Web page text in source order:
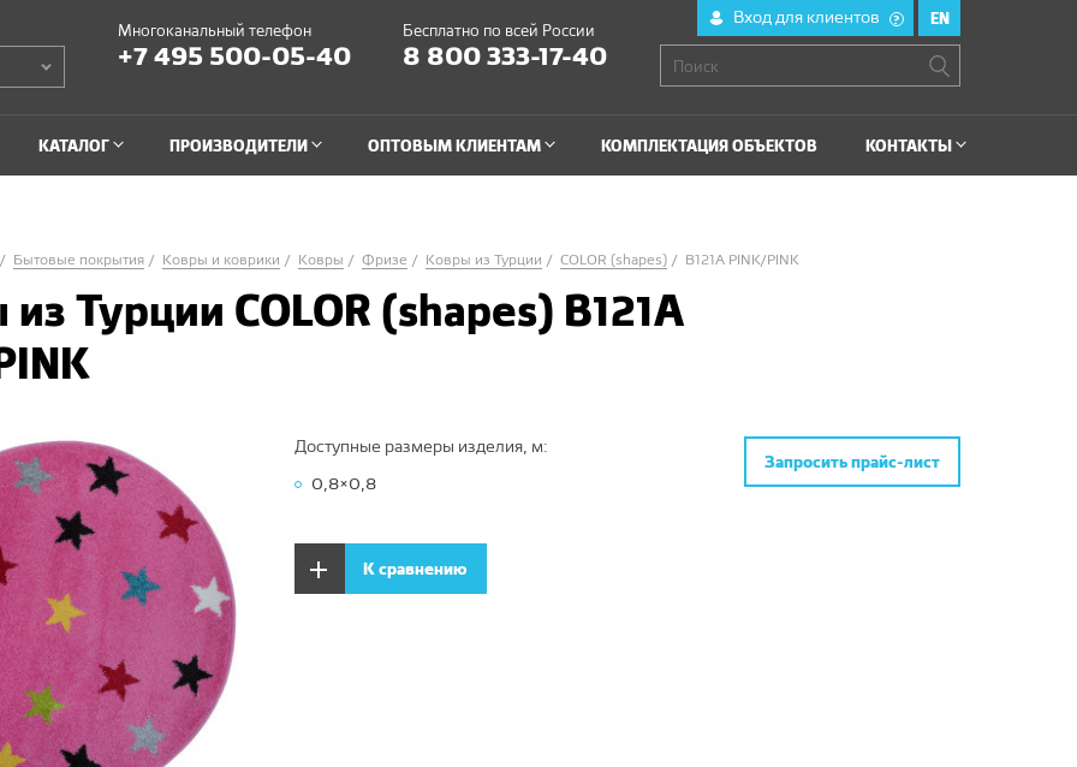
Многоканальный телефон
+7 495 500-05-40
Бесплатно по всей России
8 800 333-17-40
Вход для клиентов ? EN
КАТАЛОГ ПРОИЗВОДИТЕЛИ ОПТОВЫМ КЛИЕНТАМ КОМПЛЕКТАЦИЯ ОБЪЕКТОВ КОНТАКТЫ
Бытовые покрытия Ковры и коврики Ковры Фризе Ковры из Турции COLOR (shapes) B121A PINK/PINK
Турции COLOR (shapes) B121A
Доступные размеры изделия, м:
0,8×0,8
К сравнению
Запросить прайс-лист